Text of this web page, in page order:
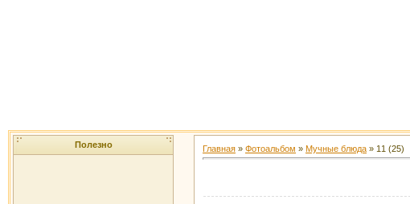
Полезно Главная » Фотоальбом » Мучные блюда » 11 (25)